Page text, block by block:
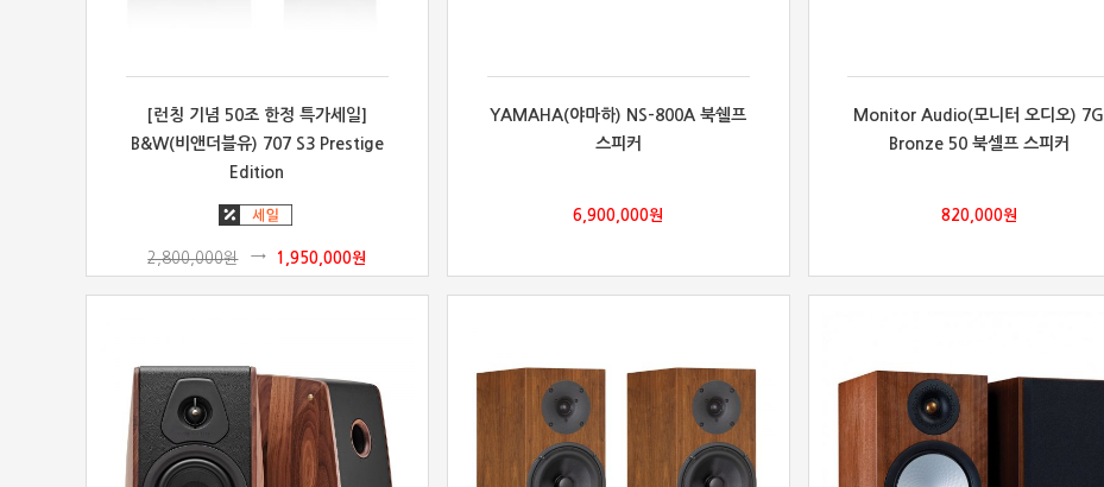
[런칭 기념 50조 한정 특가세일]
B&W(비앤더블유) 707 S3 Prestige
Edition
2,800,000원 1,950,000원
YAMAHA(야마하) NS-800A 북쉘프
스피커
6,900,000원
Monitor Audio(모니터 오디오) 7G
Bronze 50 북셀프 스피커
820,000원